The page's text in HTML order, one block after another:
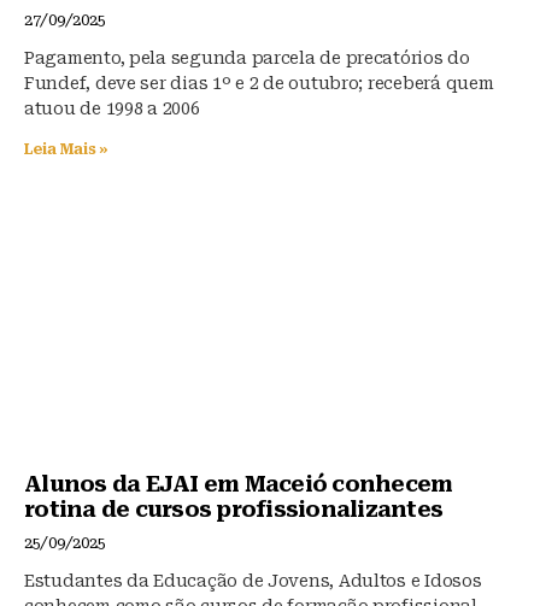
27/09/2025
Pagamento, pela segunda parcela de precatórios do
Fundef, deve ser dias 1º e 2 de outubro; receberá quem
atuou de 1998 a 2006
Leia Mais »
Alunos da EJAI em Maceió conhecem
rotina de cursos profissionalizantes
25/09/2025
Estudantes da Educação de Jovens, Adultos e Idosos